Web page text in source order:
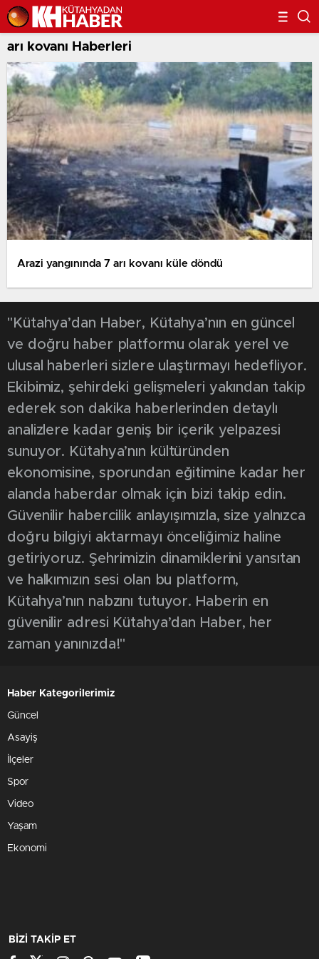
arı kovanı Haberleri
Arazi yangınında 7 arı kovanı küle döndü
"Kütahya’dan Haber, Kütahya’nın en güncel
ve doğru haber platformu olarak yerel ve
ulusal haberleri sizlere ulaştırmayı hedefliyor.
Ekibimiz, şehirdeki gelişmeleri yakından takip
ederek son dakika haberlerinden detaylı
analizlere kadar geniş bir içerik yelpazesi
sunuyor. Kütahya’nın kültüründen
ekonomisine, sporundan eğitimine kadar her
alanda haberdar olmak için bizi takip edin.
Güvenilir habercilik anlayışımızla, size yalnızca
doğru bilgiyi aktarmayı önceliğimiz haline
getiriyoruz. Şehrimizin dinamiklerini yansıtan
ve halkımızın sesi olan bu platform,
Kütahya’nın nabzını tutuyor. Haberin en
güvenilir adresi Kütahya’dan Haber, her
zaman yanınızda!"
Haber Kategorilerimiz
Güncel
Asayiş
İlçeler
Spor
Video
Yaşam
Ekonomi
BİZİ TAKİP ET